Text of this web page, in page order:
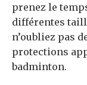
prenez le
différentes
n’oubliez pas
protections
badminton.